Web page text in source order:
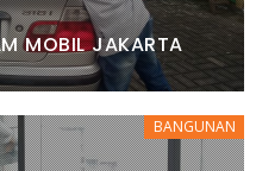
MOBIL JAKARTA
BANGUNAN